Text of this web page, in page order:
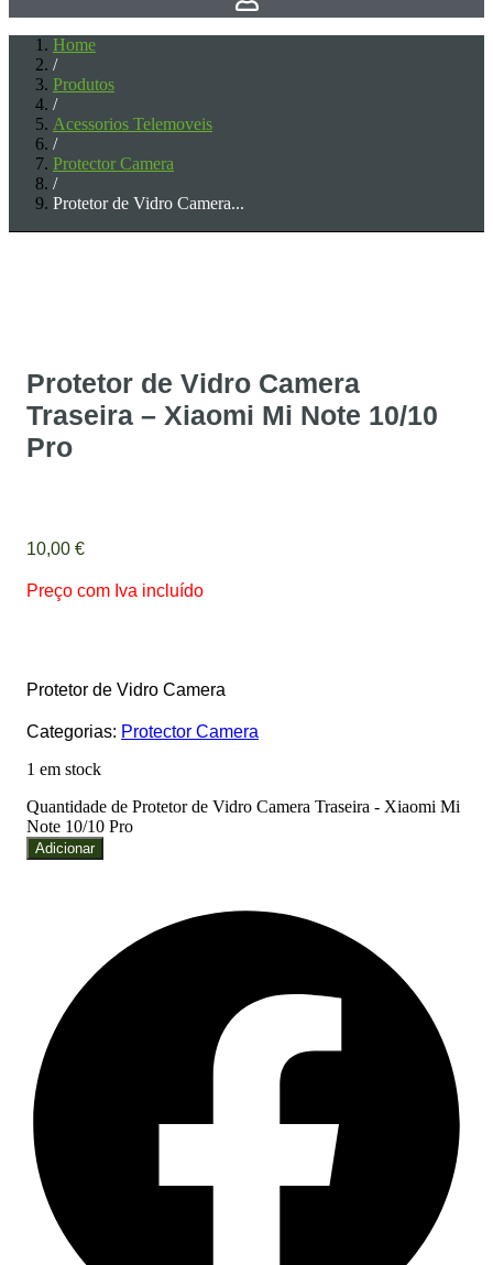
Home
/
Produtos
/
Acessorios Telemoveis
/
Protector Camera
/
Protetor de Vidro Camera...
Protetor de Vidro Camera
Traseira – Xiaomi Mi Note 10/10
Pro
10,00 €
Preço com Iva incluído
Protetor de Vidro Camera
Categorias: Protector Camera
1 em stock
Quantidade de Protetor de Vidro Camera Traseira - Xiaomi Mi
Note 10/10 Pro
Adicionar